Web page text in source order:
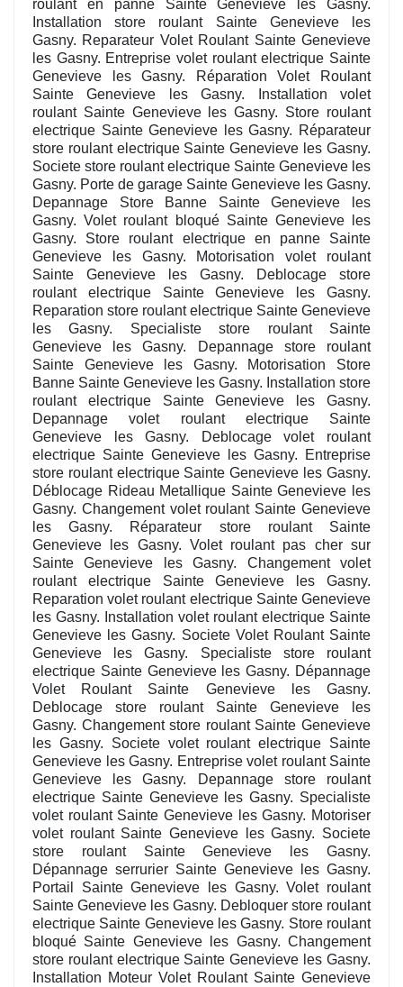
roulant en panne Sainte Genevieve les Gasny.
Installation store roulant Sainte Genevieve les
Gasny. Reparateur Volet Roulant Sainte Genevieve
les Gasny. Entreprise volet roulant electrique Sainte
Genevieve les Gasny. Réparation Volet Roulant
Sainte Genevieve les Gasny. Installation volet
roulant Sainte Genevieve les Gasny. Store roulant
electrique Sainte Genevieve les Gasny. Réparateur
store roulant electrique Sainte Genevieve les Gasny.
Societe store roulant electrique Sainte Genevieve les
Gasny. Porte de garage Sainte Genevieve les Gasny.
Depannage Store Banne Sainte Genevieve les
Gasny. Volet roulant bloqué Sainte Genevieve les
Gasny. Store roulant electrique en panne Sainte
Genevieve les Gasny. Motorisation volet roulant
Sainte Genevieve les Gasny. Deblocage store
roulant electrique Sainte Genevieve les Gasny.
Reparation store roulant electrique Sainte Genevieve
les Gasny. Specialiste store roulant Sainte
Genevieve les Gasny. Depannage store roulant
Sainte Genevieve les Gasny. Motorisation Store
Banne Sainte Genevieve les Gasny. Installation store
roulant electrique Sainte Genevieve les Gasny.
Depannage volet roulant electrique Sainte
Genevieve les Gasny. Deblocage volet roulant
electrique Sainte Genevieve les Gasny. Entreprise
store roulant electrique Sainte Genevieve les Gasny.
Déblocage Rideau Metallique Sainte Genevieve les
Gasny. Changement volet roulant Sainte Genevieve
les Gasny. Réparateur store roulant Sainte
Genevieve les Gasny. Volet roulant pas cher sur
Sainte Genevieve les Gasny. Changement volet
roulant electrique Sainte Genevieve les Gasny.
Reparation volet roulant electrique Sainte Genevieve
les Gasny. Installation volet roulant electrique Sainte
Genevieve les Gasny. Societe Volet Roulant Sainte
Genevieve les Gasny. Specialiste store roulant
electrique Sainte Genevieve les Gasny. Dépannage
Volet Roulant Sainte Genevieve les Gasny.
Deblocage store roulant Sainte Genevieve les
Gasny. Changement store roulant Sainte Genevieve
les Gasny. Societe volet roulant electrique Sainte
Genevieve les Gasny. Entreprise volet roulant Sainte
Genevieve les Gasny. Depannage store roulant
electrique Sainte Genevieve les Gasny. Specialiste
volet roulant Sainte Genevieve les Gasny. Motoriser
volet roulant Sainte Genevieve les Gasny. Societe
store roulant Sainte Genevieve les Gasny.
Dépannage serrurier Sainte Genevieve les Gasny.
Portail Sainte Genevieve les Gasny. Volet roulant
Sainte Genevieve les Gasny. Debloquer store roulant
electrique Sainte Genevieve les Gasny. Store roulant
bloqué Sainte Genevieve les Gasny. Changement
store roulant electrique Sainte Genevieve les Gasny.
Installation Moteur Volet Roulant Sainte Genevieve